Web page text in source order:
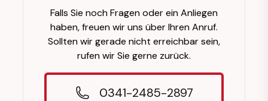
Falls Sie noch Fragen oder ein Anliegen
haben, freuen wir uns über Ihren Anruf.
Sollten wir gerade nicht erreichbar sein,
rufen wir Sie gerne zurück.
0341-2485-2897